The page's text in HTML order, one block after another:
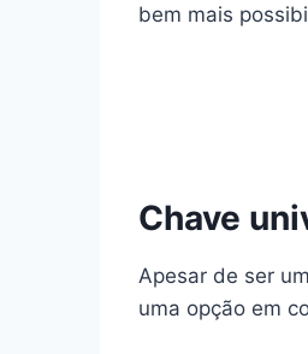
bem mais
Chave
Apesar de ser
uma opção em